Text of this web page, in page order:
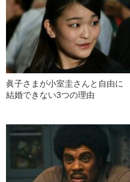
眞子さまが小室圭さんと自由に
結婚できない3つの理由